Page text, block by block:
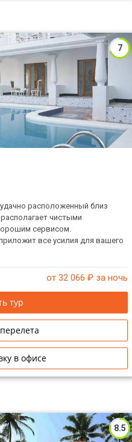
7
расположенный близ
чистыми
сервисом.
все усилия для вашего
от 32 066 ₽ за ночь
тур
в офисе
8.5